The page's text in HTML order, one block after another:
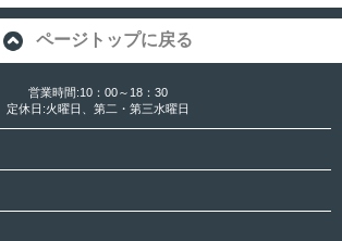
ページトップに戻る
営業時間:10：00～18：30
定休日:火曜日、第二・第三水曜日